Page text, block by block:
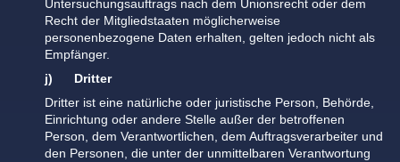
Untersuchungsauftrags nach dem Unionsrecht oder dem
Recht der Mitgliedstaaten möglicherweise
personenbezogene Daten erhalten, gelten jedoch nicht als
Empfänger.
j) Dritter
Dritter ist eine natürliche oder juristische Person, Behörde,
Einrichtung oder andere Stelle außer der betroffenen
Person, dem Verantwortlichen, dem Auftragsverarbeiter und
den Personen, die unter der unmittelbaren Verantwortung